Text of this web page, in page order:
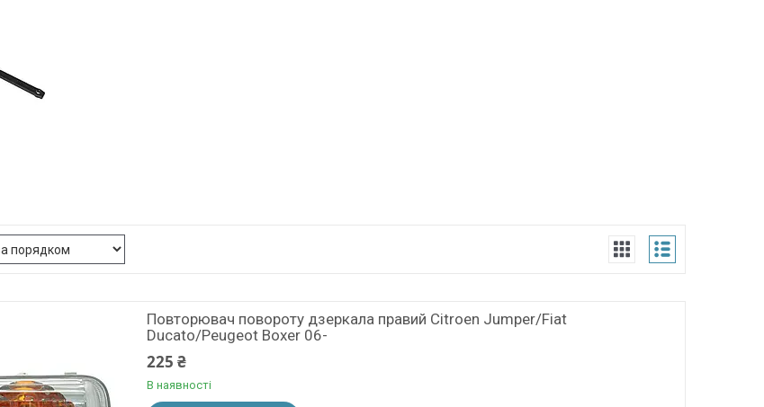
Повторювач повороту дзеркала правий Citroen Jumper/Fiat
Ducato/Peugeot Boxer 06-
225 ₴
В наявності